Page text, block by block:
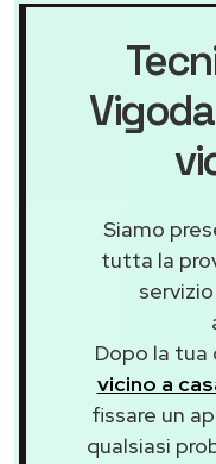
Siamo
tutta la
Dopo la tua
vicino a
fissare un
qualsiasi